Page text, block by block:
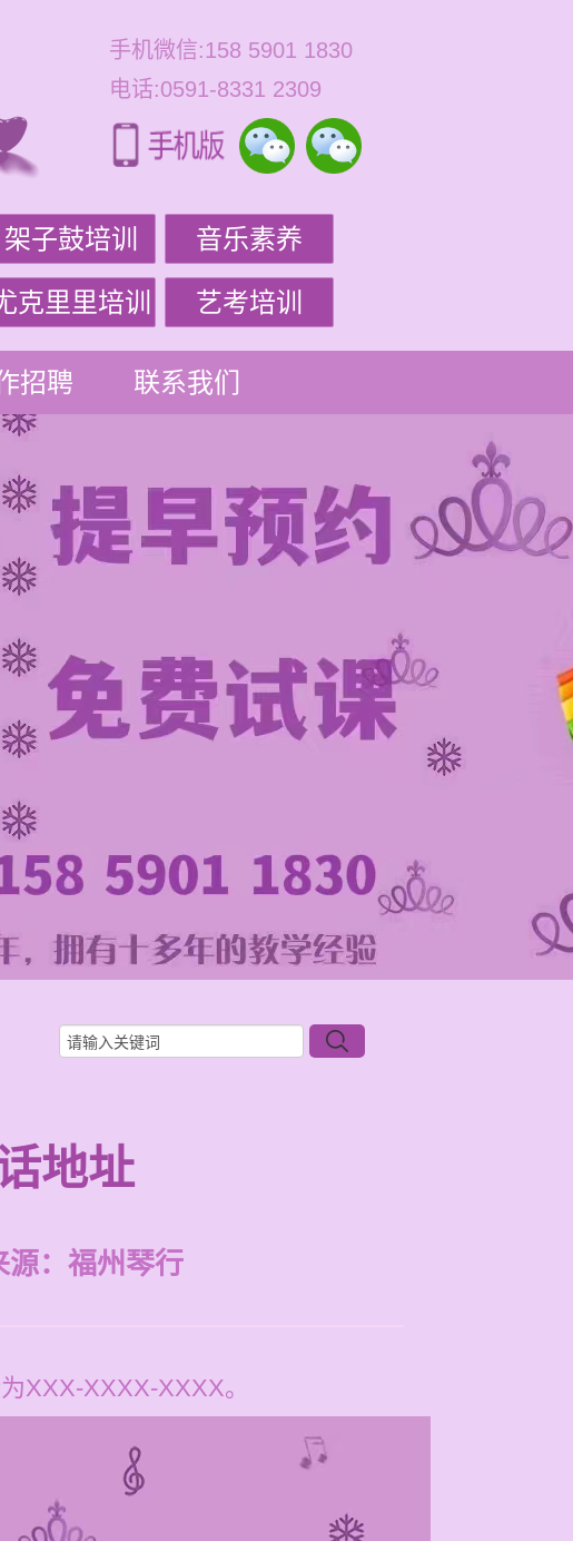
手机微信:158 5901 1830
电话:0591-8331 2309
架子鼓培训 音乐素养
克里里培训 艺考培训
招聘 联系我们
地址
： 福州琴行
XXX-XXXX-XXXX。